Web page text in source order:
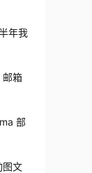
年我
邮箱
部
图文